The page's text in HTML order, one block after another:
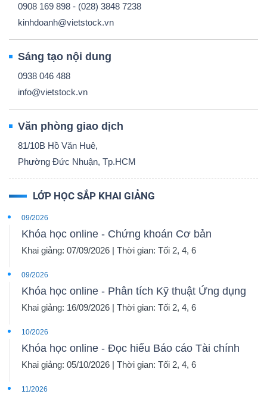
0908 169 898 - (028) 3848 7238
kinhdoanh@vietstock.vn
Sáng tạo nội dung
0938 046 488
info@vietstock.vn
Văn phòng giao dịch
81/10B Hồ Văn Huê,
Phường Đức Nhuận, Tp.HCM
LỚP HỌC SẮP KHAI GIẢNG
09/2026
Khóa học online - Chứng khoán Cơ bản
Khai giảng: 07/09/2026 | Thời gian: Tối 2, 4, 6
09/2026
Khóa học online - Phân tích Kỹ thuật Ứng dụng
Khai giảng: 16/09/2026 | Thời gian: Tối 2, 4, 6
10/2026
Khóa học online - Đọc hiểu Báo cáo Tài chính
Khai giảng: 05/10/2026 | Thời gian: Tối 2, 4, 6
11/2026
Sách
tài
chính
Công
đầu